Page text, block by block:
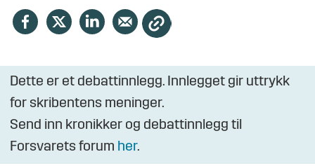
Dette er et debattinnlegg. Innlegget gir uttrykk
for skribentens meninger.
Send inn kronikker og debattinnlegg til
Forsvarets forum her.